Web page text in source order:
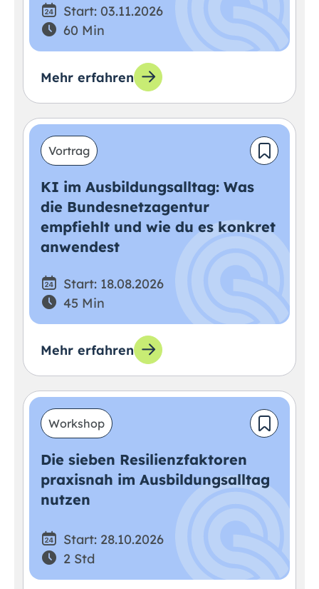
Start: 03.11.2026
60 Min
Mehr erfahren
Vortrag
KI im Ausbildungsalltag: Was
die Bundesnetzagentur
empfiehlt und wie du es konkret
anwendest
Start: 18.08.2026
45 Min
Mehr erfahren
Workshop
Die sieben Resilienzfaktoren
praxisnah im Ausbildungsalltag
nutzen
Start: 28.10.2026
2 Std